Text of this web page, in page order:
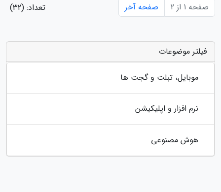
صفحه 1 از 2 صفحه آخر تعداد: (32)
فیلتر موضوعات
موبایل، تبلت و گجت ها
نرم افزار و اپلیکیشن
هوش مصنوعی